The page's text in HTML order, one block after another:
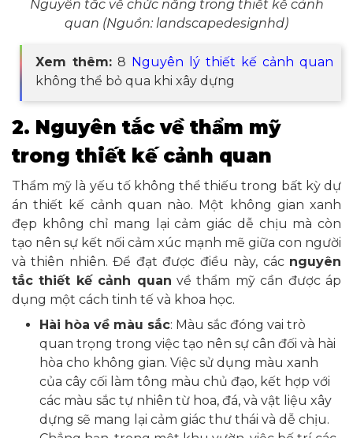
Nguyên tắc về chức năng trong thiết kế cảnh
quan (Nguồn: landscapedesignhd)
Xem thêm: 8 Nguyên lý thiết kế cảnh quan
không thể bỏ qua khi xây dựng
2. Nguyên tắc về thẩm mỹ
trong thiết kế cảnh quan
Thẩm mỹ là yếu tố không thể thiếu trong bất kỳ dự
án thiết kế cảnh quan nào. Một không gian xanh
đẹp không chỉ mang lại cảm giác dễ chịu mà còn
tạo nên sự kết nối cảm xúc mạnh mẽ giữa con người
và thiên nhiên. Để đạt được điều này, các nguyên
tắc thiết kế cảnh quan về thẩm mỹ cần được áp
dụng một cách tinh tế và khoa học.
Hài hòa về màu sắc: Màu sắc đóng vai trò
quan trọng trong việc tạo nên sự cân đối và hài
hòa cho không gian. Việc sử dụng màu xanh
của cây cối làm tông màu chủ đạo, kết hợp với
các màu sắc tự nhiên từ hoa, đá, và vật liệu xây
dựng sẽ mang lại cảm giác thư thái và dễ chịu.